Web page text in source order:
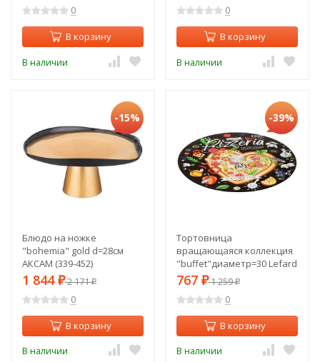
0
В корзину
В наличии
0
В корзину
В наличии
-15%
Блюдо на ножке
"bohemia" gold d=28см
АКСАМ (339-452)
1 844 ₽2 171₽
0
В корзину
В наличии
-39%
Тортовница
вращающаяся коллекция
"buffet"диаметр=30 Lefard
(198-332)
767 ₽1 259₽
0
В корзину
В наличии